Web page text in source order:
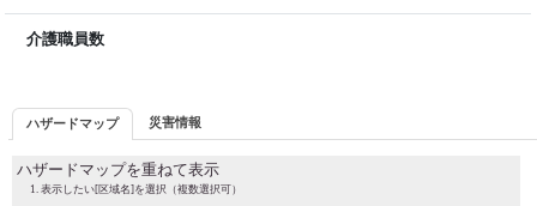
介護職員数
ハザードマップ 災害情報
ハザードマップを重ねて表示
表示したい[区域名]を選択（複数選択可）